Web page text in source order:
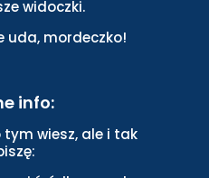
widoczki.
uda, mordeczko!
info:
tym wiesz, ale i tak